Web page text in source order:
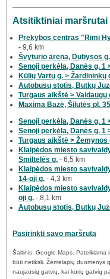
Atsitiktiniai maršrutai
Prekybos centras "Rimi
- 9,6 km
Švyturio arena, Dubysos
Senoji perkėla, Danės g. 1
Kūlių Vartų g. > Žardininkų
Autobusų stotis, Butkų
Turgaus aikštė > Vaidaugų
Maxima Bazė, Šilutės pl.
Senoji perkėla, Danės g. 1
Senoji perkėla, Danės g. 1
Turgaus aikštė > Žemynos
Klaipėdos miesto
Smiltelės g. - 6,5 km
Klaipėdos miesto
14-oji g. - 4,3 km
Klaipėdos miesto
oji g. - 8,1 km
Autobusų stotis, Butkų
Pasirinkti savo maršrutą
Šaltinis: Google Maps. Pateikiama
būti netiksli. Žemėlapių duomenys
naujausių gatvių, kai kurių gatvių